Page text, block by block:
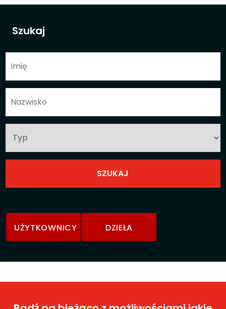
Szukaj
UŻYTKOWNICY DZIEŁA